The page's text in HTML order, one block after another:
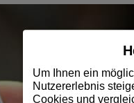
Um Ihnen ein
Nutzererlebnis
Cookies und